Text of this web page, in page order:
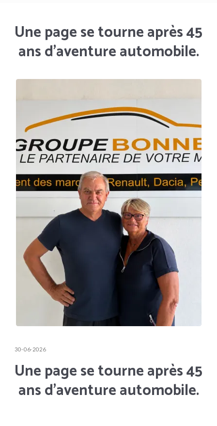
Une page se tourne après 45
ans d'aventure automobile.
30-06-2026
Une page se tourne après 45
ans d'aventure automobile.